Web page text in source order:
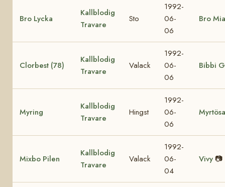
Bro Lycka
Kallblodig
Travare
Sto
1992-
06-
06
Bro Mia
Clorbest (78)
Kallblodig
Travare
Valack
1992-
06-
06
Bibbi
Myring
Kallblodig
Travare
Hingst
1992-
06-
06
Myrtösa
Mixbo Pilen
Kallblodig
Travare
Valack
1992-
06-
04
Vivy 📷